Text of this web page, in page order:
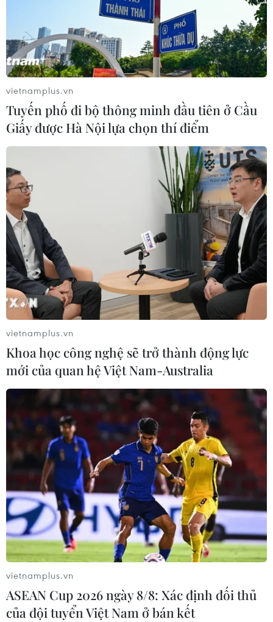
vietnamplus.vn
Tuyến phố đi bộ thông minh đầu tiên ở Cầu
Giấy được Hà Nội lựa chọn thí điểm
vietnamplus.vn
Khoa học công nghệ sẽ trở thành động lực
mới của quan hệ Việt Nam-Australia
vietnamplus.vn
ASEAN Cup 2026 ngày 8/8: Xác định đối thủ
của đội tuyển Việt Nam ở bán kết